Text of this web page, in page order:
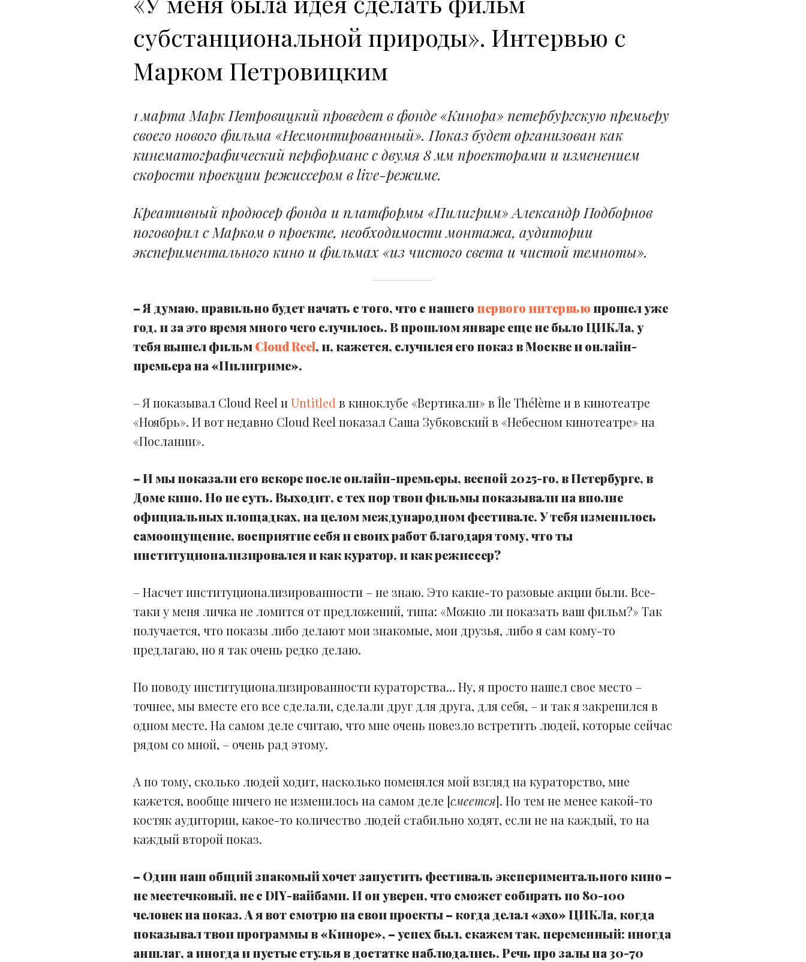
субстанциональной природы». Интервью с
Марком Петровицким
1 марта Марк Петровицкий проведет в фонде «Кинора» петербургскую премьеру
своего нового фильма «Несмонтированный». Показ будет организован как
кинематографический перформанс с двумя 8 мм проекторами и изменением
скорости проекции режиссером в live-режиме.
Креативный продюсер фонда и платформы «Пилигрим» Александр Подборнов
поговорил с Марком о проекте, необходимости монтажа, аудитории
экспериментального кино и фильмах «из чистого света и чистой темноты».
– Я думаю, правильно будет начать с того, что с нашего первого интервью прошел уже
год, и за это время много чего случилось. В прошлом январе еще не было ЦИКЛа, у
тебя вышел фильмCloud Reel, и, кажется, случился его показ в Москве и онлайн-
премьера на «Пилигриме».
– Я показывал Cloud Reel иUntitled в киноклубе «Вертикали» в Île Thélème и в кинотеатре
«Ноябрь». И вот недавно Cloud Reel показал Саша Зубковский в «Небесном кинотеатре» на
«Послании».
– И мы показали его вскоре после онлайн-премьеры, весной 2025-го, в Петербурге, в
Доме кино. Но не суть. Выходит, с тех пор твои фильмы показывали на вполне
официальных площадках, на целом международном фестивале. У тебя изменилось
самоощущение, восприятие себя и своих работ благодаря тому, что ты
институционализировался и как куратор, и как режиссер?
– Насчет институционализированности – не знаю. Это какие-то разовые акции были. Все-
таки у меня личка не ломится от предложений, типа: «Можно ли показать ваш фильм?» Так
получается, что показы либо делают мои знакомые, мои друзья, либо я сам кому-то
предлагаю, но я так очень редко делаю.
По поводу институционализированности кураторства… Ну, я просто нашел свое место –
точнее, мы вместе его все сделали, сделали друг для друга, для себя, – и так я закрепился в
одном месте. На самом деле считаю, что мне очень повезло встретить людей, которые сейчас
рядом со мной, – очень рад этому.
А по тому, сколько людей ходит, насколько поменялся мой взгляд на кураторство, мне
кажется, вообще ничего не изменилось на самом деле [смеется]. Но тем не менее какой-то
костяк аудитории, какое-то количество людей стабильно ходят, если не на каждый, то на
каждый второй показ.
– Один наш общий знакомый хочет запустить фестиваль экспериментального кино –
не местечковый, не с DIY-вайбами. И он уверен, что сможет собирать по 80-100
человек на показ. А я вот смотрю на свои проекты – когда делал «эхо» ЦИКЛа, когда
показывал твои программы в «Киноре», – успех был, скажем так, переменный: иногда
аншлаг, а иногда и пустые стулья в достатке наблюдались. Речь про залы на 30-70